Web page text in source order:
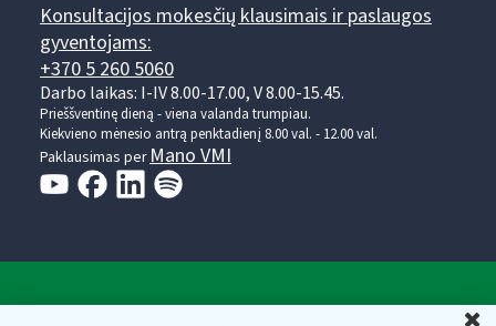
Konsultacijos mokesčių klausimais ir paslaugos
gyventojams:
+370 5 260 5060
Darbo laikas: I-IV 8.00-17.00, V 8.00-15.45.
Prieššventinę dieną - viena valanda trumpiau.
Kiekvieno mėnesio antrą penktadienį 8.00 val. - 12.00 val.
Paklausimas per Mano VMI